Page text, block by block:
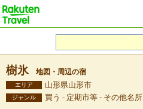
樹氷 地図・周辺の宿
エリア 山形県山形市
ジャンル 買う - 定期市等 - その他名所